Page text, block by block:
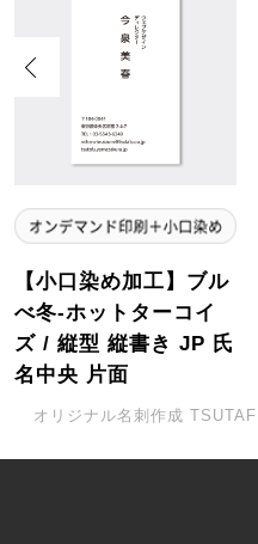
【小口染め加工】ブル
べ冬-ホットターコイ
ズ / 縦型 縦書き JP 氏
名中央 片面
Previous
オリジナル名刺作成